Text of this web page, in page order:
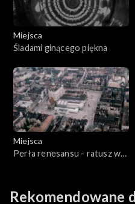
Miejsca
Śladami ginącego piękna
Miejsca
Perła renesansu - ratusz w
Rekomendowane